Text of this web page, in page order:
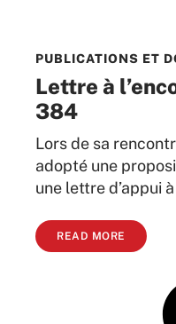
PUBLICATIONS ET
Lettre à
384
Lors de sa
adopté une
une lettre d’appui
READ MORE